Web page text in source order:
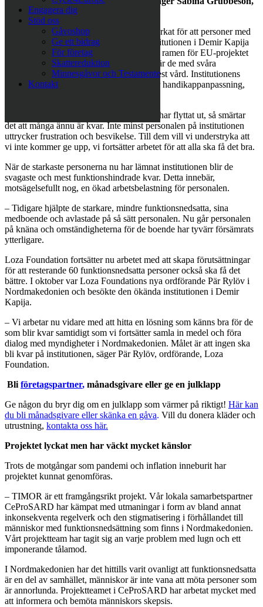
Engagera dig
Stöd oss
Gåvoshop
Ge ett bidrag
För företag
Skattereduktion
Minnesgåvor och Testamente
Kontakt
generalsekreterare, Loza Foundation.
Under snart tre år har Loza Foundation verkat för att personer med
funktionsnedsättning ska flytta ut från institutionen i Demir Kapija
till gruppboenden. Arbetet har gjorts inom ramen för EU-projektet
TIMOR. De som är kvar på institutionen är de med svåra
funktionsnedsättningar och som kräver mest vård. Institutionens
lokaler är i mycket dåligt skick och saknar handikappanpassning,
– Samtidigt som vi är glada för att många har flyttat ut, så smärtar
det att många ännu är kvar. Inte minst personalen på institutionen
uttrycker frustration och besvikelse. Till dem vill vi understryka att
vi inte kommer ge upp, vi fortsätter arbetet för att alla ska få det bra.
När de starkaste personerna nu har lämnat institutionen blir de
svagaste och mest funktionshindrade kvar. Detta innebär,
motsägelsefullt nog, en ökad arbetsbelastning för personalen.
– Tidigare hjälpte de starkare, mindre funktionsnedsatta, sina
medboende och avlastade på så sätt personalen. Nu går personalen
på knäna och omständigheterna för de boende har tyvärr försämrats
ytterligare.
Loza Foundation fortsätter nu arbetet med att skapa förutsättningar
för att resterande 60 funktionsnedsatta personer också ska få det
bättre. I oktober var Loza Foundations nya ordförande Pär Rylöv i
Nordmakedonien och besökte den ökända institutionen i Demir
Kapija.
– Vi arbetar nu vidare med att hitta en lösning som känns bra för de
som blir kvar samtidigt som vi fortsätter samla in medel och föra
dialog med myndigheter i Nordmakedonien. Målet är att ingen ska
bli kvar på institutionen, säger Pär Rylöv, ordförande, Loza
Foundation.
Bliföretagspartner, månadsgivare eller ge en julklapp
Ge någon du bryr dig om en julklapp som värmer på riktigt! Här kan
du bli månadsgivare eller skänka en gåva. Vill du donera kläder och
utrustning, kontakta oss här.
Projektet lyckat men har väckt mycket känslor
Trots de motgångar som pandemi och inflation inneburit har
projektet kunnat genomföras.
– TIMOR är ett framgångsrikt projekt. Vår lokala samarbetspartner
CeProSARD har kämpat med utmaningar i form av bland annat
inkonsekventa regelverk och den stigmatisering i förhållandet till
människor med funktionsnedsättning som finns i Nordmakedonien.
Vårt projektteam har tagit sig an varje problem med lugn och ett
imponerande tålamod.
I Nordmakedonien har det hittills varit ovanligt att funktionsnedsatta
är en del av samhället, människor är inte vana att möta personer som
är annorlunda. Projektteamet i CeProSARD har arbetat mycket med
att informera och bemöta människors skepsis.